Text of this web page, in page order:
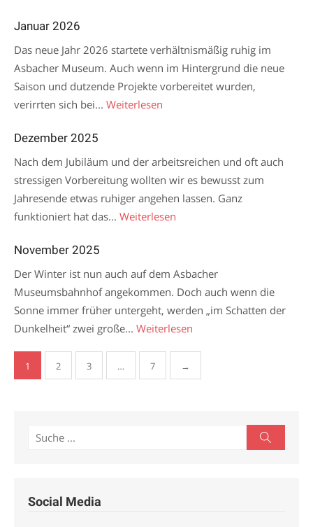
Januar 2026
Das neue Jahr 2026 startete verhältnismäßig ruhig im
Asbacher Museum. Auch wenn im Hintergrund die neue
Saison und dutzende Projekte vorbereitet wurden,
verirrten sich bei... Weiterlesen
Dezember 2025
Nach dem Jubiläum und der arbeitsreichen und oft auch
stressigen Vorbereitung wollten wir es bewusst zum
Jahresende etwas ruhiger angehen lassen. Ganz
funktioniert hat das... Weiterlesen
November 2025
Der Winter ist nun auch auf dem Asbacher
Museumsbahnhof angekommen. Doch auch wenn die
Sonne immer früher untergeht, werden „im Schatten der
Dunkelheit“ zwei große... Weiterlesen
Seitennummerierung
der
1 2 3 … 7 →
Search
Social Media